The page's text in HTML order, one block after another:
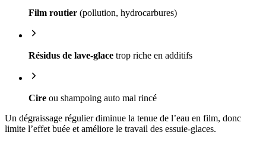
Film routier (pollution, hydrocarbures)
Résidus de lave-glace trop riche en additifs
Cire ou shampoing auto mal rincé
Un dégraissage régulier diminue la tenue de l’eau en film, donc
limite l’effet buée et améliore le travail des essuie-glaces.